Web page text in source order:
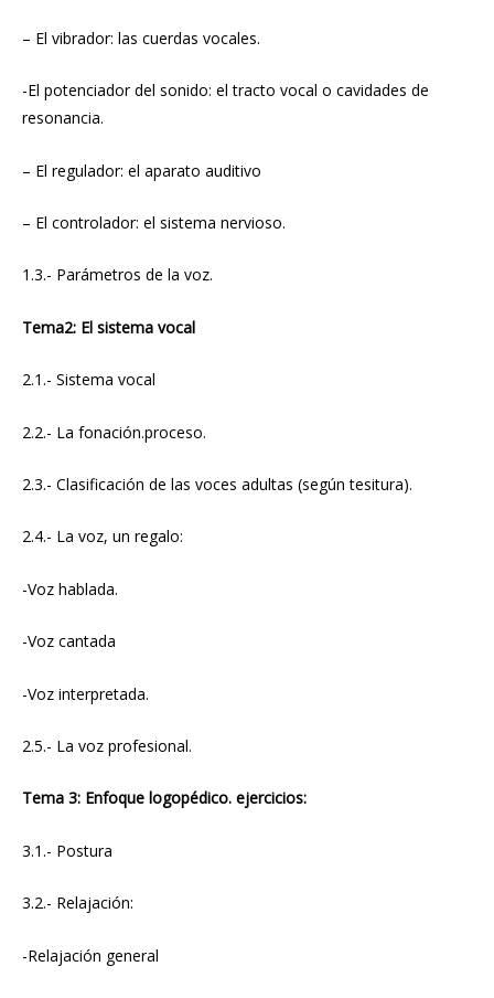
– El vibrador: las cuerdas vocales.
-El potenciador del sonido: el tracto vocal o cavidades de
resonancia.
– El regulador: el aparato auditivo
– El controlador: el sistema nervioso.
1.3.- Parámetros de la voz.
Tema2: El sistema vocal
2.1.- Sistema vocal
2.2.- La fonación.proceso.
2.3.- Clasificación de las voces adultas (según tesitura).
2.4.- La voz, un regalo:
-Voz hablada.
-Voz cantada
-Voz interpretada.
2.5.- La voz profesional.
Tema 3: Enfoque logopédico. ejercicios:
3.1.- Postura
3.2.- Relajación:
-Relajación general